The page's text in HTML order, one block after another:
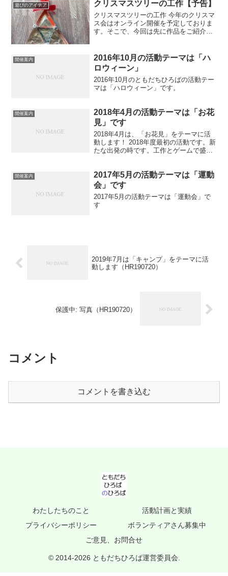
遊びのアイデア クリスマスツリーの工作【予告】
クリスマスツリーの工作 今年のクリスマ
ス会はオンライン開催を予定しておりま
す。そこで、今回は先に作品をご紹介し
わいらしいクリスマスツリーです。デコ
レーションを楽し...
開催案内
2016年10月の活動テーマは「ハ
ロウィーン」
2016年10月のともだちひろばの活動テー
マは「ハロウィーン」です。
開催案内
2018年4月の活動テーマは「お花
見」です
2018年4月は、「お花見」をテーマに活
動します！ 2018年度最初の活動です。新
たな出発の時です。工作とゲームで盛り
開催案内
2017年5月の活動テーマは「運動
会」です
2017年5月の活動テーマは「運動会」で
す
2019年7月は「キャンプ」をテーマに活
動します（HR190720）
保護中: 写真（HR190720）
コメント
コメントを書き込む
わたしたちのこと
活動計画と実績
プライバシーポリシー
ボランティアさん募集中
ご意見、お問合せ
© 2014-2026 ともだちひろば運営委員会.